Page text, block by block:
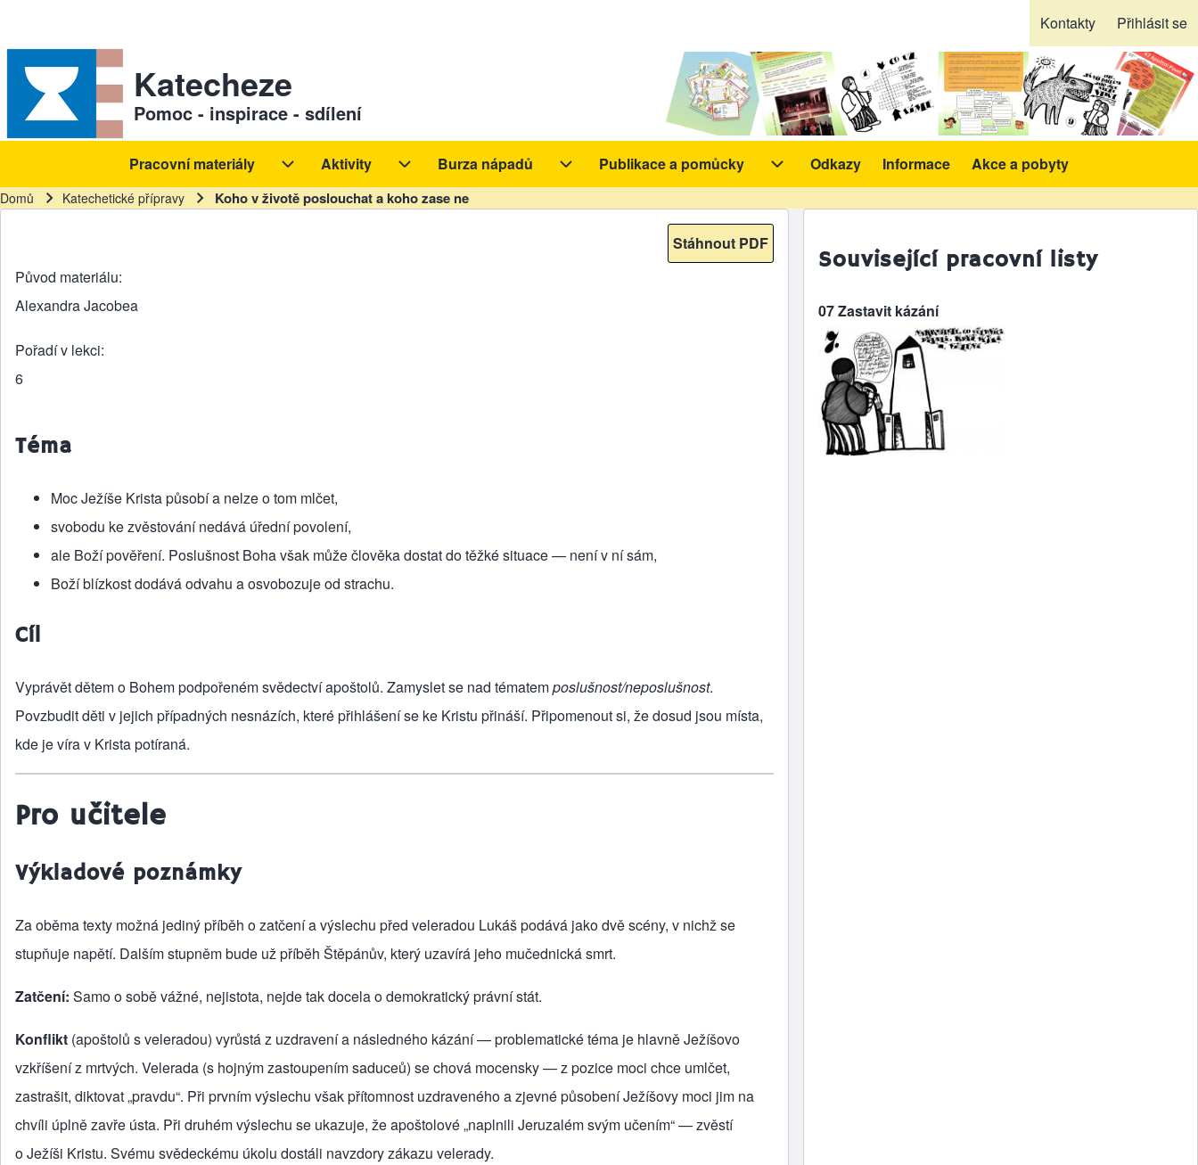
Sekundární odkazy
Kontakty Přihlásit se
Katecheze
Pomoc - inspirace - sdílení
Hlavní navigace
Pracovní materiály
Pracovní materiály sub-navigation
Aktivity
Aktivity sub-navigation
Burza nápadů
Burza nápadů sub-navigation
Publikace a pomůcky
Publikace a pomůcky sub-navigation
Odkazy Informace Akce a pobyty
Domů Katechetické přípravy Koho v životě poslouchat a koho zase ne
Stáhnout PDF
Původ materiálu
Alexandra Jacobea
Pořadí v lekci
6
Téma
Moc Ježíše Krista působí a nelze o tom mlčet,
svobodu ke zvěstování nedává úřední povolení,
ale Boží pověření. Poslušnost Boha však může člověka dostat do těžké situace — není v ní sám,
Boží blízkost dodává odvahu a osvobozuje od strachu.
Cíl
Vyprávět dětem o Bohem podpořeném svědectví apoštolů. Zamyslet se nad tématemposlušnost/neposlušnost.
Povzbudit děti v jejich případných nesnázích, které přihlášení se ke Kristu přináší. Připomenout si, že dosud jsou místa,
kde je víra v Krista potíraná.
Pro učitele
Výkladové poznámky
Za oběma texty možná jediný příběh o zatčení a výslechu před veleradou Lukáš podává jako dvě scény, v nichž se
stupňuje napětí. Dalším stupněm bude už příběh Štěpánův, který uzavírá jeho mučednická smrt.
Zatčení: Samo o sobě vážné, nejistota, nejde tak docela o demokratický právní stát.
Konflikt (apoštolů s veleradou) vyrůstá z uzdravení a následného kázání — problematické téma je hlavně Ježíšovo
vzkříšení z mrtvých. Velerada (s hojným zastoupením saduceů) se chová mocensky — z pozice moci chce umlčet,
zastrašit, diktovat „pravdu“. Při prvním výslechu však přítomnost uzdraveného a zjevné působení Ježíšovy moci jim na
chvíli úplně zavře ústa. Při druhém výslechu se ukazuje, že apoštolové „naplnili Jeruzalém svým učením“ — zvěstí
o Ježíši Kristu. Svému svědeckému úkolu dostáli navzdory zákazu velerady.
Související pracovní listy
07 Zastavit kázání